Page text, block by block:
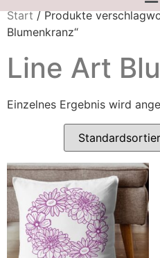
Start/ Produkte
Blumenkranz“
Line Art
Einzelnes Ergebnis wird